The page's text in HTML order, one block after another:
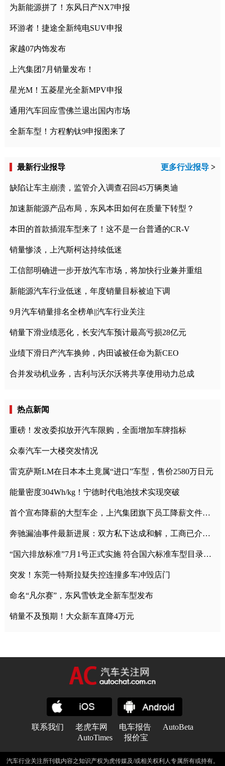
为新能源拼了！东风日产NX7申报
环游者！捷途全新纯电SUV申报
家越07内饰发布
上汽集团7月销量发布！
星光M！五菱星光全新MPV申报
通用汽车回应雪佛兰退出国内市场
全新车型！方程豹钛9申报图来了
最新行业报导 更多行业报导 >
缺陷让车主崩溃，监管介入调查召回45万辆奥迪
加速新能源产品布局，东风本田如何在质量下转型？
本田的首款插混车型来了！这不是一台普通的CR-V
销量惨淡，上汽斯柯达持续低迷
工信部明确进一步开放汽车市场，将加快行业兼并重组
新能源汽车行业低迷，年度销量目标被迫下调
9月汽车销量排名全榜单||汽车行业关注
销量下滑业绩恶化，长安汽车预计最高亏损28亿元
业绩下滑日产汽车换帅，内田诚被任命为新CEO
合并发动机业务，吉利与沃尔沃将共享使用动力总成
热点新闻
重磅！发改委拟放开汽车限购，全面增加车牌指标
众泰汽车一大楼突发情况
雷克萨斯LM在日本本土竟属“进口”车型，售价2580万日元
能量密度304Wh/kg！宁德时代电池技术实现突破
首个宣布降薪的大型车企，上汽集团旗下员工降薪文件曝光
奔驰漏油事件最新进展：双方私下达成和解，工商已介入调查
“国六排放标准”7月1号正式实施 符合国六标准车型目录一览
突发！东莞一特斯拉疑失控连撞多车冲毁店门
命名“凡尔赛”，东风雪铁龙全新车型发布
销量不及预期！大众新车直降4万元
联系我们 老虎车网 电车报告
AutoBeta
AutoTimes
报价宝
汽车行业关注所刊载内容之知识产权为虎传媒及/或相关权利人专属所有或持有。